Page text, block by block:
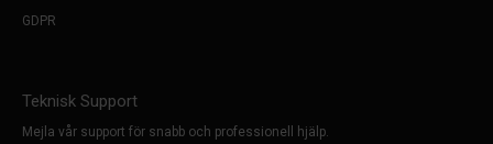
GDPR
Teknisk Support
Mejla vår support för snabb och professionell hjälp.